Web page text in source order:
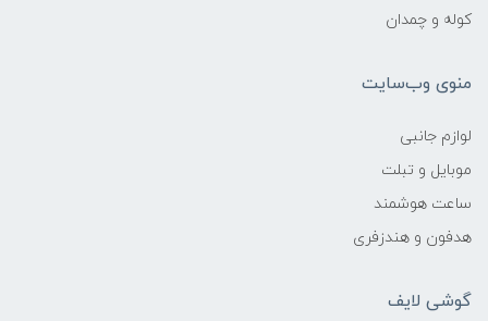
کوله و چمدان
منوی وب‌سایت
لوازم جانبی
موبایل و تبلت
ساعت هوشمند
هدفون و هندزفری
گوشی لایف